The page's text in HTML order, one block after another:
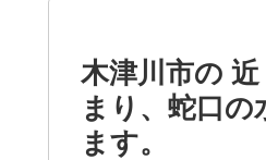
木津川市の
まり、蛇口
ます。